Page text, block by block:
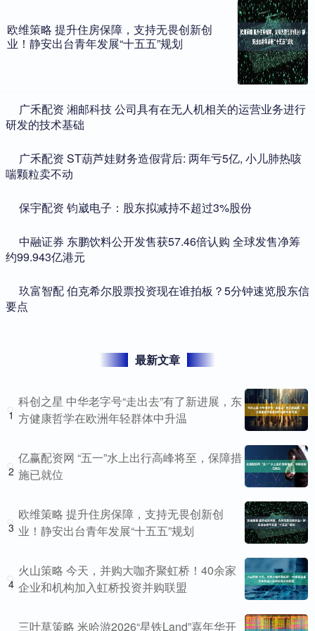
欧维策略 提升住房保障，支持无畏创新创
业！静安出台青年发展“十五五”规划
​广禾配资 湘邮科技 公司具有在无人机相关的运营业务进行
研发的技术基础
​广禾配资 ST葫芦娃财务造假背后: 两年亏5亿, 小儿肺热咳
喘颗粒卖不动
​保宇配资 钧崴电子：股东拟减持不超过3%股份
​中融证券 东鹏饮料公开发售获57.46倍认购 全球发售净筹
约99.943亿港元
​玖富智配 伯克希尔股票投资现在谁拍板？5分钟速览股东信
要点
最新文章
1
科创之星 中华老字号“走出去”有了新进展，东
方健康哲学在欧洲年轻群体中升温
2
亿赢配资网 “五一”水上出行高峰将至，保障措
施已就位
3
欧维策略 提升住房保障，支持无畏创新创
业！静安出台青年发展“十五五”规划
4
火山策略 今天，并购大咖齐聚虹桥！40余家
企业和机构加入虹桥投资并购联盟
三叶草策略 米哈游2026“星铁Land”嘉年华开